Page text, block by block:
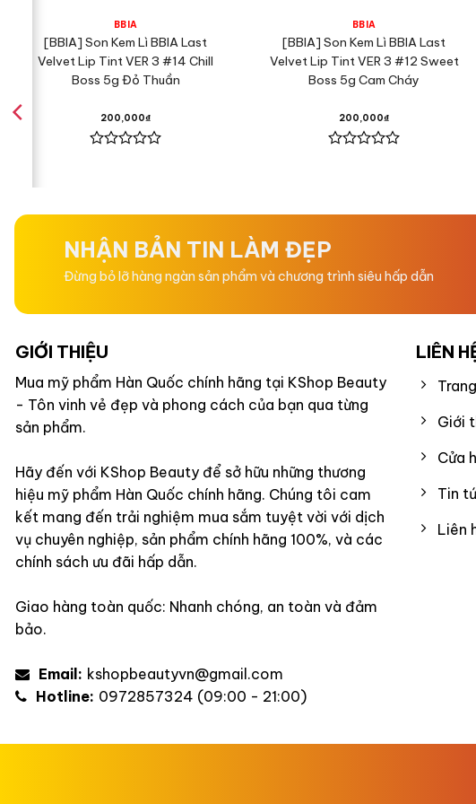
BBIA
[BBIA] Son Kem Lì BBIA Last
Velvet Lip Tint VER 3 #14 Chill
Boss 5g Đỏ Thuần
200,000₫
5
BBIA
[BBIA] Son Kem Lì BBIA Last
Velvet Lip Tint VER 3 #12 Sweet
Boss 5g Cam Cháy
200,000₫
5
NHẬN BẢN TIN LÀM ĐẸP
Đừng bỏ lỡ hàng ngàn sản phẩm và chương trình siêu hấp dẫn
GIỚI THIỆU
Mua mỹ phẩm Hàn Quốc chính hãng tại KShop Beauty
- Tôn vinh vẻ đẹp và phong cách của bạn qua từng
sản phẩm.
Hãy đến với KShop Beauty để sở hữu những thương
hiệu mỹ phẩm Hàn Quốc chính hãng. Chúng tôi cam
kết mang đến trải nghiệm mua sắm tuyệt vời với dịch
vụ chuyên nghiệp, sản phẩm chính hãng 100%, và các
chính sách ưu đãi hấp dẫn.
Giao hàng toàn quốc: Nhanh chóng, an toàn và đảm
bảo.
Email: kshopbeautyvn@gmail.com
Hotline: 0972857324 (09:00 - 21:00)
LIÊN
Giới
Cửa
Tin
Liên